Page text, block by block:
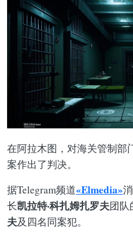
在阿拉木图，对海关管制部
案作出了判决。
据Telegram频道«Elmedia»
长凯拉特·科扎姆扎罗夫团
夫及四名同案犯。